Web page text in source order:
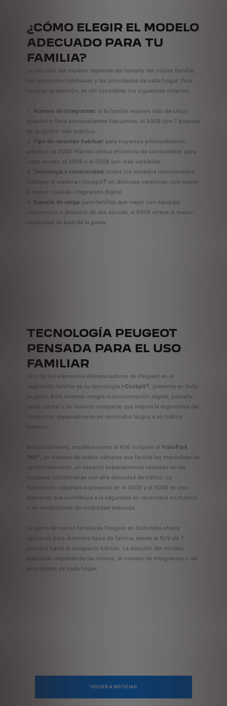
¿CÓMO ELEGIR EL MODELO
ADECUADO PARA TU
FAMILIA?
La elección del modelo depende del tamaño del núcleo familiar,
los recorridos habituales y las prioridades de cada hogar. Para
orientar la decisión, es útil considerar los siguientes criterios:
Número de integrantes: si la familia requiere más de cinco
puestos o lleva acompañantes frecuentes, el 5008 con 7 puestos
es la opción más práctica.
Tipo de recorrido habitual: para trayectos principalmente
urbanos, el 2008 Híbrido ofrece eficiencia de combustible; para
rutas mixtas, el 3008 o el 5008 son más versátiles.
Tecnología y conectividad: todos los modelos mencionados
incluyen el sistema i-Cockpit® en distintas versiones, con mayor
o menor nivel de integración digital.
Espacio de carga: para familias que viajan con equipaje
voluminoso o artículos de uso escolar, el 5008 ofrece la mayor
capacidad de baúl de la gama.
TECNOLOGÍA PEUGEOT
PENSADA PARA EL USO
FAMILIAR
Uno de los elementos diferenciadores de Peugeot en el
segmento familiar es su tecnología i-Cockpit®, presente en toda
la gama. Este sistema integra instrumentación digital, pantalla
táctil central y un volante compacto que mejora la ergonomía del
conductor, especialmente en recorridos largos o en tráfico
intenso.
Adicionalmente, modelos como el 408 incluyen el VisioPark
360°, un sistema de cuatro cámaras que facilita las maniobras de
estacionamiento, un aspecto especialmente valorado en las
ciudades colombianas con alta densidad de tráfico. La
iluminación adaptativa presente en el 3008 y el 5008 es otro
elemento que contribuye a la seguridad en recorridos nocturnos
o en condiciones de visibilidad reducida.
La gama de carros familiares Peugeot en Colombia ofrece
opciones para distintos tipos de familia, desde el SUV de 7
puestos hasta el compacto híbrido. La elección del modelo
adecuado depende de las rutinas, el número de integrantes y las
prioridades de cada hogar.
VOLVER A NOTICIAS